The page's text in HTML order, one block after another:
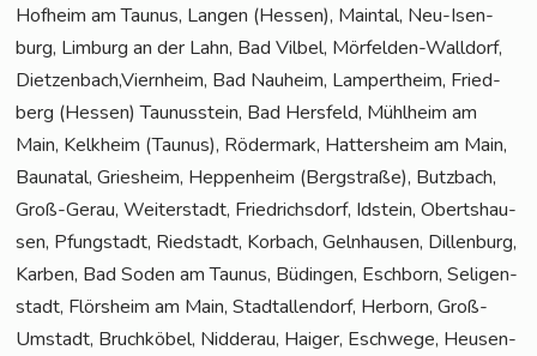
Hof­heim am Tau­nus, Lan­gen (Hes­sen), Main­tal, Neu-Isen­
burg, Lim­burg an der Lahn, Bad Vil­bel, Mör­fel­den-Wall­dorf,
Dietzenbach,Viernheim, Bad Nau­heim, Lam­pert­heim, Fried­
berg (Hes­sen) Tau­nus­stein, Bad Hers­feld, Mühl­heim am
Main, Kelk­heim (Tau­nus), Röder­mark, Hat­ters­heim am Main,
Bau­na­tal, Gries­heim, Hep­pen­heim (Berg­stra­ße), Butz­bach,
Groß-Gerau, Wei­ter­stadt, Fried­richs­dorf, Idstein, Oberts­hau­
sen, Pfung­stadt, Ried­stadt, Kor­bach, Geln­hau­sen, Dil­len­burg,
Kar­ben, Bad Soden am Tau­nus, Büdin­gen, Esch­born, Seli­gen­
stadt, Flörs­heim am Main, Stadt­al­len­dorf, Her­born, Groß-
Umstadt, Bruch­kö­bel, Nid­der­au, Hai­ger, Esch­we­ge, Heu­sen­